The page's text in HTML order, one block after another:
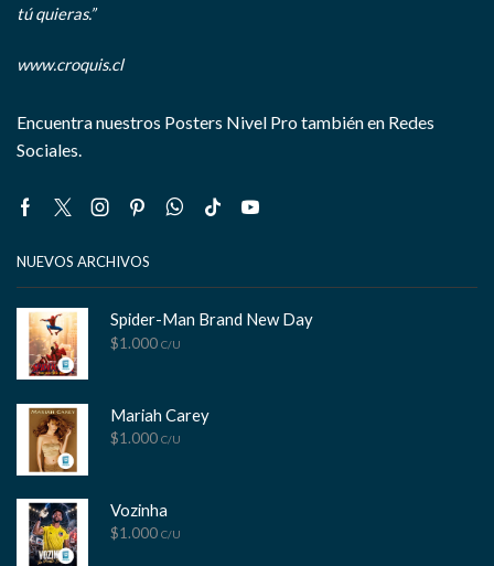
tú quieras.”
www.croquis.cl
Encuentra nuestros Posters Nivel Pro también en Redes
Sociales.
Facebook
TwitterInstagram
PinterestWhatsapp
Tik- Youtube
NUEVOS ARCHIVOS
Spider-Man Brand New Day
$1.000 C/U
Mariah Carey
$1.000 C/U
Vozinha
$1.000 C/U